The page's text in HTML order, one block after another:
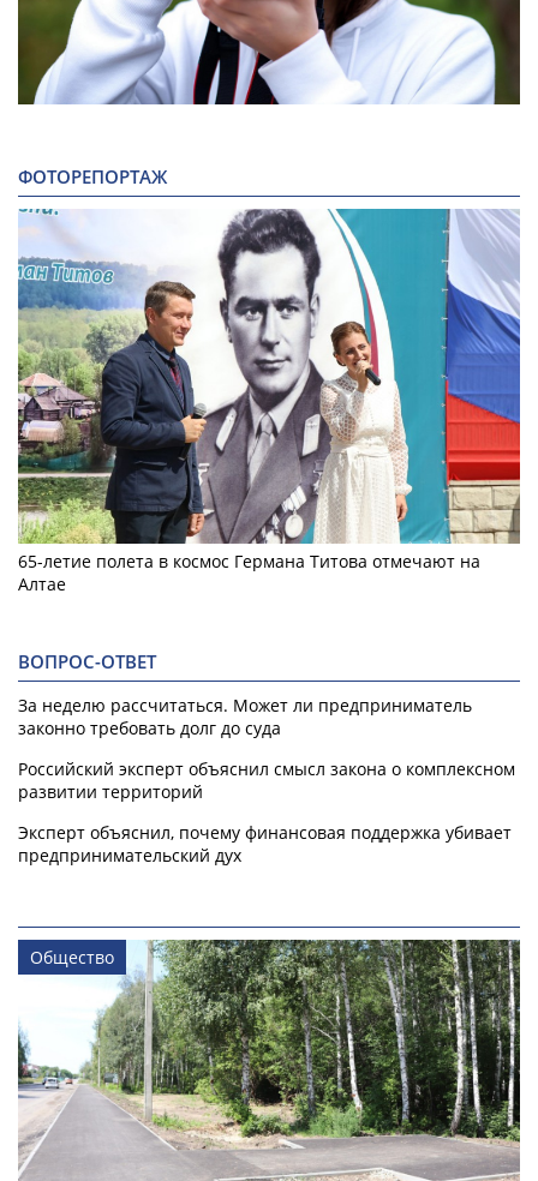
ФОТОРЕПОРТАЖ
65-летие полета в космос Германа Титова отмечают на
Алтае
ВОПРОС-ОТВЕТ
За неделю рассчитаться. Может ли предприниматель
законно требовать долг до суда
Российский эксперт объяснил смысл закона о комплексном
развитии территорий
Эксперт объяснил, почему финансовая поддержка убивает
предпринимательский дух
Общество